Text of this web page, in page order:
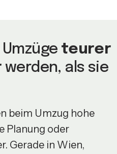
teurer
werden, als sie
beim Umzug hohe
Planung oder
Gerade in Wien,